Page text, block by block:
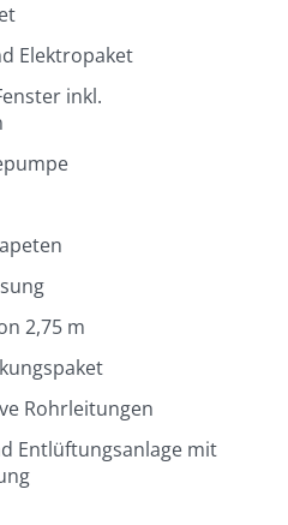
Elektropaket
inkl.
2,75 m
Rohrleitungen
Entlüftungsanlage mit